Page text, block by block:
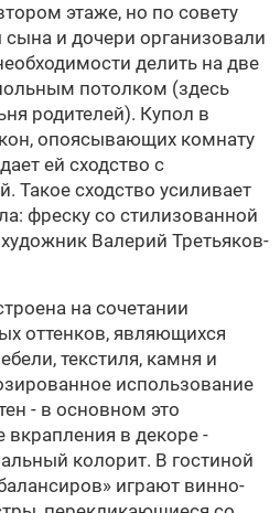
этаже, но по совету
и дочери организовали
делить на две
потолком (здесь
родителей). Купол в
опоясывающих комнату
ей сходство с
Такое сходство усиливает
фреску со стилизованной
Валерий Третьяков-
на сочетании
оттенков, являющихся
текстиля, камня и
использование
- в основном это
в декоре -
колорит. В гостиной
играют винно-